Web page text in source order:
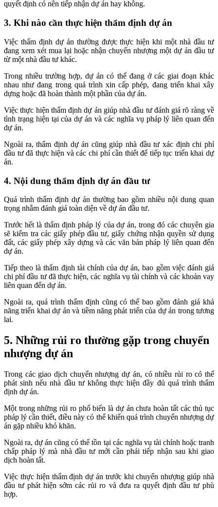
quyết định có nên tiếp nhận dự án hay không.
3. Khi nào cần thực hiện thẩm định dự án
Việc thẩm định dự án thường được thực hiện khi một nhà đầu tư
đang xem xét mua lại hoặc nhận chuyển nhượng một dự án đầu tư
từ một nhà đầu tư khác.
Trong nhiều trường hợp, dự án có thể đang ở các giai đoạn khác
nhau như đang trong quá trình xin cấp phép, đang triển khai xây
dựng hoặc đã hoàn thành một phần của dự án.
Việc thực hiện thẩm định dự án giúp nhà đầu tư đánh giá rõ ràng về
tình trạng hiện tại của dự án và các nghĩa vụ pháp lý liên quan đến
dự án.
Ngoài ra, thẩm định dự án cũng giúp nhà đầu tư xác định chi phí
đầu tư đã thực hiện và các chi phí cần thiết để tiếp tục triển khai dự
án.
4. Nội dung thẩm định dự án đầu tư
Quá trình thẩm định dự án thường bao gồm nhiều nội dung quan
trọng nhằm đánh giá toàn diện về dự án đầu tư.
Trước hết là thẩm định pháp lý của dự án, trong đó các chuyên gia
sẽ kiểm tra các giấy phép đầu tư, giấy chứng nhận quyền sử dụng
đất, các giấy phép xây dựng và các văn bản pháp lý liên quan đến
dự án.
Tiếp theo là thẩm định tài chính của dự án, bao gồm việc đánh giá
chi phí đầu tư đã thực hiện, các nghĩa vụ tài chính và các khoản vay
liên quan đến dự án.
Ngoài ra, quá trình thẩm định cũng có thể bao gồm đánh giá khả
năng triển khai dự án và tiềm năng phát triển của dự án trong tương
lai.
5. Những rủi ro thường gặp trong chuyển
nhượng dự án
Trong các giao dịch chuyển nhượng dự án, có nhiều rủi ro có thể
phát sinh nếu nhà đầu tư không thực hiện đầy đủ quá trình thẩm
định dự án.
Một trong những rủi ro phổ biến là dự án chưa hoàn tất các thủ tục
pháp lý cần thiết, điều này có thể khiến quá trình chuyển nhượng dự
án gặp nhiều khó khăn.
Ngoài ra, dự án cũng có thể tồn tại các nghĩa vụ tài chính hoặc tranh
chấp pháp lý mà nhà đầu tư mới cần phải tiếp nhận sau khi giao
dịch hoàn tất.
Việc thực hiện thẩm định dự án trước khi chuyển nhượng giúp nhà
đầu tư phát hiện sớm các rủi ro và đưa ra quyết định đầu tư phù
hợp.